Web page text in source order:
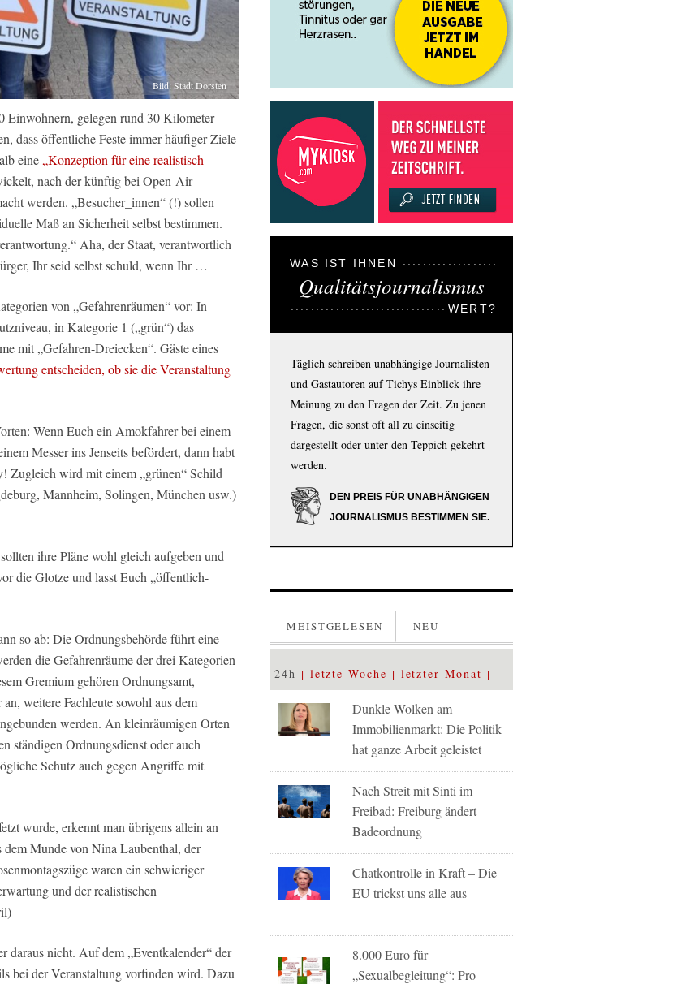
Bild: Stadt Dorsten
gelegen rund 30 Kilometer
dass öffentliche Feste immer häufiger Ziele
eine„Konzeption für eine realistisch
nach der künftig bei Open-Air-
werden. „Besucher_innen“ (!) sollen
Maß an Sicherheit selbst bestimmen.
Aha, der Staat, verantwortlich
Ihr seid selbst schuld, wenn Ihr …
von „Gefahrenräumen“ vor: In
in Kategorie 1 („grün“) das
mit „Gefahren-Dreiecken“. Gäste eines
entscheiden, ob sie die Veranstaltung
Wenn Euch ein Amokfahrer bei einem
Messer ins Jenseits befördert, dann habt
Zugleich wird mit einem „grünen“ Schild
Mannheim, Solingen, München usw.)
ihre Pläne wohl gleich aufgeben und
die Glotze und lasst Euch „öffentlich-
so ab: Die Ordnungsbehörde führt eine
die Gefahrenräume der drei Kategorien
Gremium gehören Ordnungsamt,
weitere Fachleute sowohl aus dem
werden. An kleinräumigen Orten
ständigen Ordnungsdienst oder auch
Schutz auch gegen Angriffe mit
wurde, erkennt man übrigens allein an
dem Munde von Nina Laubenthal, der
waren ein schwieriger
und der realistischen
daraus nicht. Auf dem „Eventkalender“ der
bei der Veranstaltung vorfinden wird. Dazu
WAS IST IHNEN
Qualitätsjournalismus
WERT?
Täglich schreiben unabhängige Journalisten
und Gastautoren auf Tichys Einblick ihre
Meinung zu den Fragen der Zeit. Zu jenen
Fragen, die sonst oft all zu einseitig
dargestellt oder unter den Teppich gekehrt
werden.
DEN PREIS FÜR UNABHÄNGIGEN
JOURNALISMUS BESTIMMEN SIE.
MEISTGELESEN NEU
24h letzte Woche letzter Monat
Dunkle Wolken am
Immobilienmarkt: Die Politik
hat ganze Arbeit geleistet
Nach Streit mit Sinti im
Freibad: Freiburg ändert
Badeordnung
Chatkontrolle in Kraft – Die
EU trickst uns alle aus
8.000 Euro für
„Sexualbegleitung“: Pro